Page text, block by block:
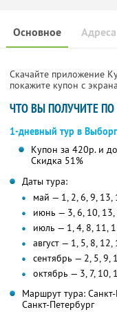
Основное Адреса
Скачайте приложение
покажите купон с
ЧТО ВЫ ПОЛУЧИТЕ
1-дневный тур в Выборг
Купон за 420р. и
Скидка 51%
Даты тура:
май — 1, 2, 6, 9, 13,
июнь — 3, 6, 10, 13,
июль — 1, 4, 8, 11,
август — 1, 5, 8,
сентябрь — 2, 5, 9,
октябрь — 3, 7, 10,
Маршрут тура:
Санкт-Петербург